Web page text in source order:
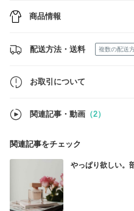
・実店舗でも販売しております都
商品情報
配送方法・送料 複数の配送
お取引について
関連記事・動画 （2）
関連記事をチェック
やっぱり欲しい。